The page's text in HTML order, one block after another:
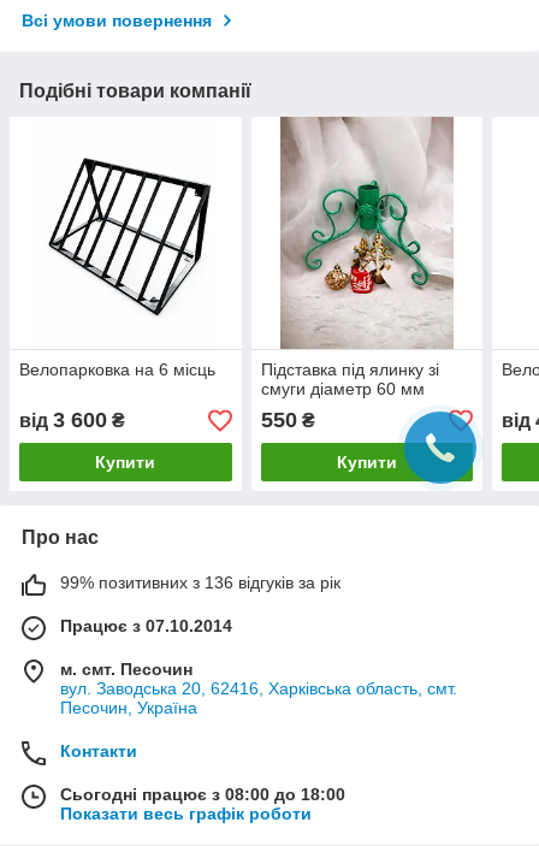
Всі умови повернення
Подібні товари компанії
Велопарковка на 6 місць
від 3 600 ₴
Купити
Підставка під ялинку зі
смуги діаметр 60 мм
550₴
Купити
від
Про нас
99% позитивних з 136 відгуків за рік
Працює з 07.10.2014
м. смт. Песочин
вул. Заводська 20, 62416, Харківська область, смт.
Песочин, Україна
Контакти
Сьогодні працює з 08:00 до 18:00
Показати весь графік роботи